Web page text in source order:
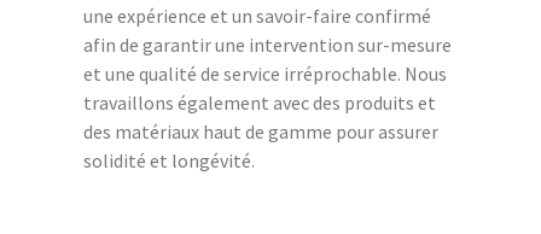
une expérience et un savoir-faire confirmé
afin de garantir une intervention sur-mesure
et une qualité de service irréprochable. Nous
travaillons également avec des produits et
des matériaux haut de gamme pour assurer
solidité et longévité.